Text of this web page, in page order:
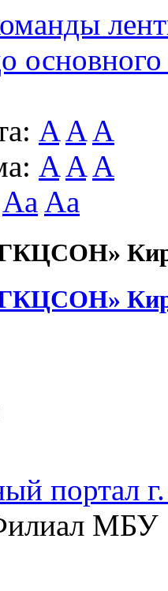
основного
A A A
A A A
Aa Aa
портал
МБУ